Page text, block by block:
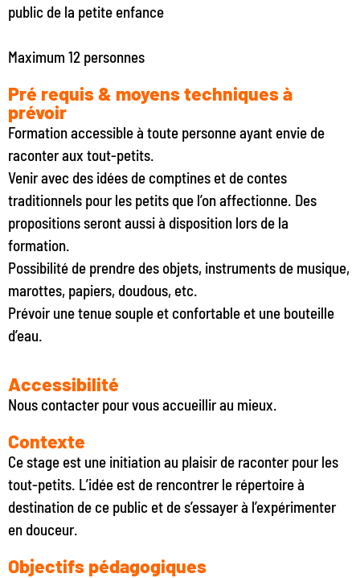
public de la petite enfance
Maximum 12 personnes
Pré requis & moyens techniques à
prévoir
Formation accessible à toute personne ayant envie de
raconter aux tout-petits.
Venir avec des idées de comptines et de contes
traditionnels pour les petits que l’on affectionne. Des
propositions seront aussi à disposition lors de la
formation.
Possibilité de prendre des objets, instruments de musique,
marottes, papiers, doudous, etc.
Prévoir une tenue souple et confortable et une bouteille
d’eau.
Accessibilité
Nous contacter pour vous accueillir au mieux.
Contexte
Ce stage est une initiation au plaisir de raconter pour les
tout-petits. L’idée est de rencontrer le répertoire à
destination de ce public et de s’essayer à l’expérimenter
en douceur.
Objectifs pédagogiques